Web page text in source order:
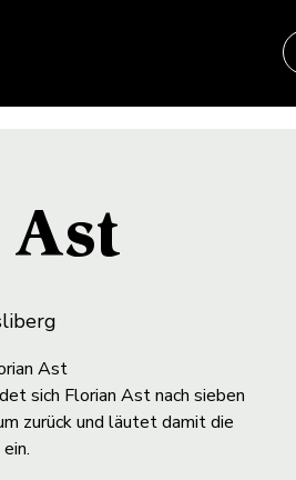
Ast
sich Florian Ast nach sieben
zurück und läutet damit die